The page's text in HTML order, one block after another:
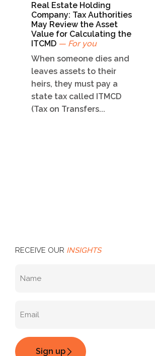
Real Estate Holding
Company: Tax Authorities
May Review the Asset
Value for Calculating the
ITCMD — For you
When someone dies and
leaves assets to their
heirs, they must pay a
state tax called ITMCD
(Tax on Transfers...
RECEIVE OUR INSIGHTS